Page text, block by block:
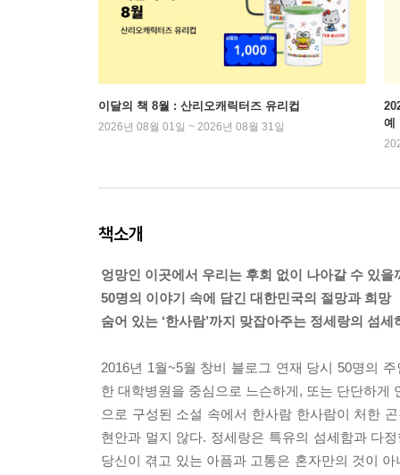
이달의 책 8월 : 산리오캐릭터즈 유리컵
2026년 08월 01일 ~ 2026년 08월 31일
예
책소개
엉망인 이곳에서 우리는 후회 없이 나아갈 수 있을
50명의 이야기 속에 담긴 대한민국의 절망과 희망
숨어 있는 ‘한사람’까지 맞잡아주는 정세랑의 섬
2016년 1월~5월 창비 블로그 연재 당시 50명의
한 대학병원을 중심으로 느슨하게, 또는 단단하게
으로 구성된 소설 속에서 한사람 한사람이 처한
현안과 멀지 않다. 정세랑은 특유의 섬세함과 다
당신이 겪고 있는 아픔과 고통은 혼자만의 것이